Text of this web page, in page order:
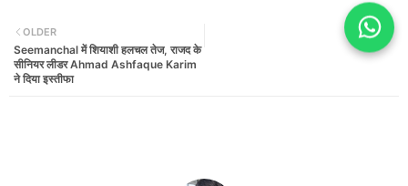
NEWER
OLDER
Seemanchal में शियाशी हलचल तेज, राजद के
सीनियर लीडर Ahmad Ashfaque Karim
ने दिया इस्तीफा